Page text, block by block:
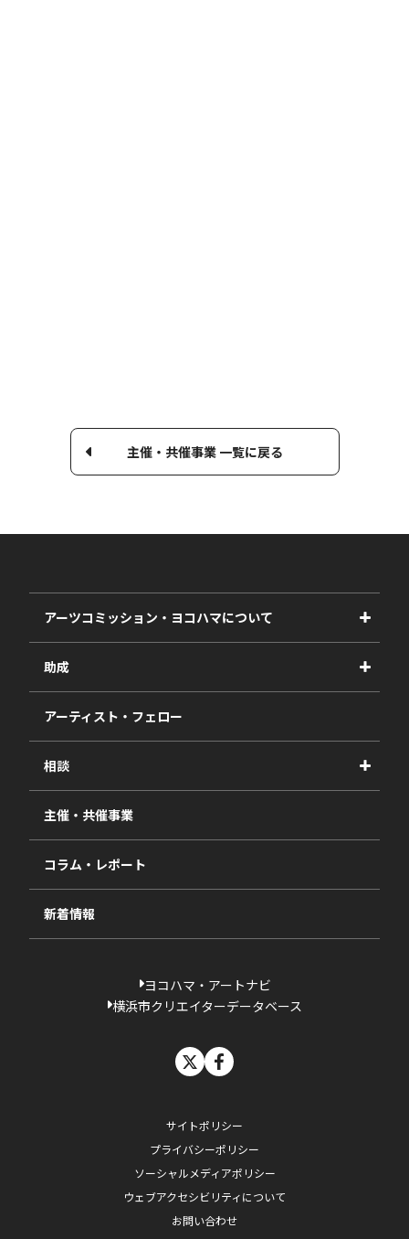
主催・共催事業 一覧に戻る
アーツコミッション・ヨコハマについて
事業紹介
事業報告書
助成
2027年度
2026年度
2025年度
2024年度
2023年度
過去の採択一覧
アーティスト・フェロー
相談
視察・ヒアリング・研究
相談依頼フォーム
主催・共催事業
コラム・レポート
新着情報
ヨコハマ・アートナビ
横浜市クリエイターデータベース
サイトポリシー
プライバシーポリシー
ソーシャルメディアポリシー
ウェブアクセシビリティについて
お問い合わせ